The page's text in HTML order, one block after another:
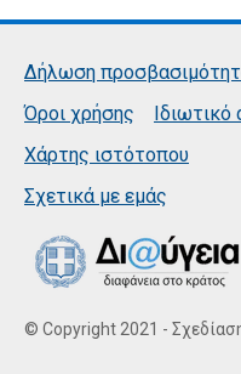
Δήλωση
Όροι χρήσης
Χάρτης ιστότοπου
Σχετικά με εμάς
© Copyright 2021 -